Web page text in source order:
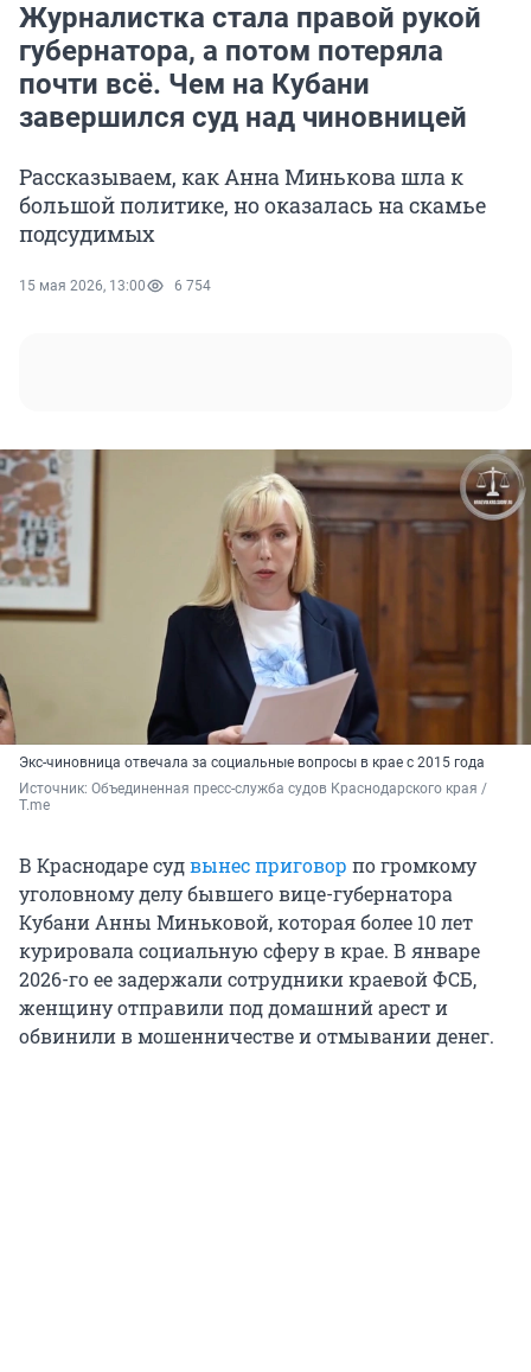
Журналистка стала правой рукой
губернатора, а потом потеряла
почти всё. Чем на Кубани
завершился суд над чиновницей
Рассказываем, как Анна Минькова шла к
большой политике, но оказалась на скамье
подсудимых
15 мая 2026, 13:00 6 754
Экс-чиновница отвечала за социальные вопросы в крае с 2015 года
Источник:
T.me
В Краснодаре судвынес приговор по громкому
уголовному делу бывшего вице-губернатора
Кубани Анны Миньковой, которая более 10 лет
курировала социальную сферу в крае. В январе
2026-го ее задержали сотрудники краевой ФСБ,
женщину отправили под домашний арест и
обвинили в мошенничестве и отмывании денег.